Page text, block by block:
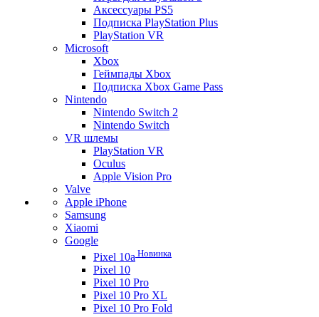
Аксессуары PS5
Подписка PlayStation Plus
PlayStation VR
Microsoft
Xbox
Геймпады Xbox
Подписка Xbox Game Pass
Nintendo
Nintendo Switch 2
Nintendo Switch
VR шлемы
PlayStation VR
Oculus
Apple Vision Pro
Valve
Apple iPhone
Samsung
Xiaomi
Google
Pixel 10a Новинка
Pixel 10
Pixel 10 Pro
Pixel 10 Pro XL
Pixel 10 Pro Fold